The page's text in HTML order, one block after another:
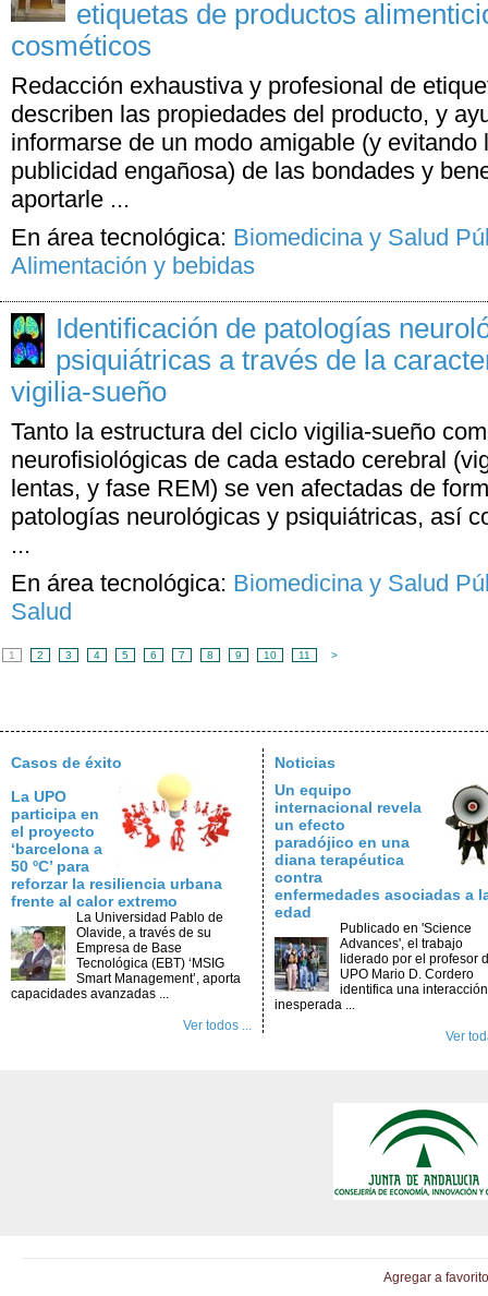
etiquetas de productos
cosméticos
Redacción exhaustiva y profesional de
describen las propiedades del producto, y
informarse de un modo amigable (y evitando
publicidad engañosa) de las bondades y
aportarle ...
En área tecnológica: Biomedicina y Salud
Alimentación y bebidas
Identificación de patologías
psiquiátricas a través de la
vigilia-sueño
Tanto la estructura del ciclo vigilia-sueño
neurofisiológicas de cada estado cerebral
lentas, y fase REM) se ven afectadas de
patologías neurológicas y psiquiátricas, así
...
En área tecnológica: Biomedicina y Salud
Salud
1 2 3 4 5 6 7 8 9 10 11 >
Casos de éxito
La UPO
participa en
el proyecto
‘barcelona a
50 ºC’ para
reforzar la resiliencia urbana
frente al calor extremo
La Universidad Pablo de
Olavide, a través de su
Empresa de Base
Tecnológica (EBT) ‘MSIG
Smart Management’, aporta
capacidades avanzadas ...
Ver todos ...
Noticias
Un equipo
internacional revela
un efecto
paradójico en una
diana terapéutica
contra
enfermedades asociadas a
edad
Publicado en 'Science
Advances', el trabajo
liderado por el profesor
UPO Mario D. Cordero
identifica una interacción
inesperada ...
Ver
Agregar a